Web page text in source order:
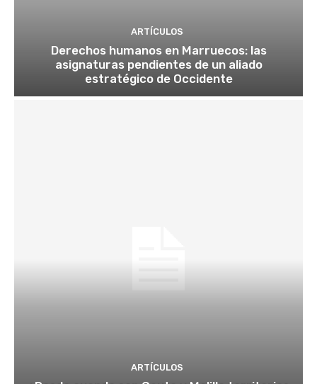
ARTÍCULOS
Derechos humanos en Marruecos: las
asignaturas pendientes de un aliado
estratégico de Occidente
ARTÍCULOS